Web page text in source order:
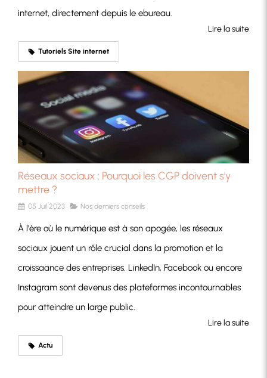
internet, directement depuis le ebureau.
Lire la suite
Tutoriels Site internet
Réseaux sociaux : Pourquoi les CGP doivent s'y
mettre ?
05 Juil 2023 Nos derniers conseils
À l'ère où le numérique est à son apogée, les réseaux
sociaux jouent un rôle crucial dans la promotion et la
croissaance des entreprises. LinkedIn, Facebook ou encore
Instagram sont devenus des plateformes incontournables
pour atteindre un large public.
Lire la suite
Actu